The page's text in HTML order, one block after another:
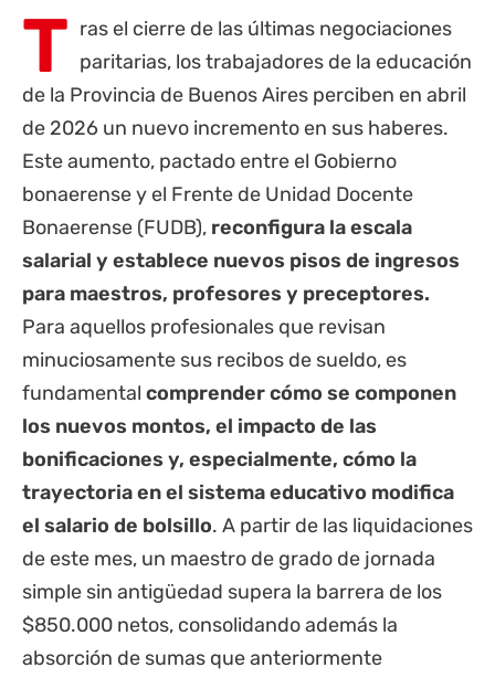
T ras el cierre de las últimas negociaciones
paritarias, los trabajadores de la educación
de la Provincia de Buenos Aires perciben en abril
de 2026 un nuevo incremento en sus haberes.
Este aumento, pactado entre el Gobierno
bonaerense y el Frente de Unidad Docente
Bonaerense (FUDB), reconfigura la escala
salarial y establece nuevos pisos de ingresos
para maestros, profesores y preceptores.
Para aquellos profesionales que revisan
minuciosamente sus recibos de sueldo, es
fundamental comprender cómo se componen
los nuevos montos, el impacto de las
bonificaciones y, especialmente, cómo la
trayectoria en el sistema educativo modifica
el salario de bolsillo. A partir de las liquidaciones
de este mes, un maestro de grado de jornada
simple sin antigüedad supera la barrera de los
$850.000 netos, consolidando además la
absorción de sumas que anteriormente